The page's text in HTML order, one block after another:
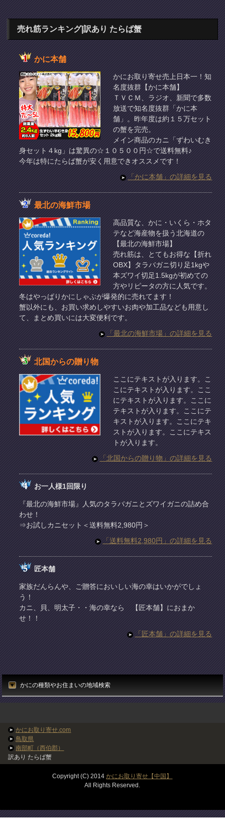
売れ筋ランキング|訳あり たらば蟹
かに本舗
かにお取り寄せ売上日本一！知
名度抜群【かに本舗】
ＴＶＣＭ、ラジオ、新聞で多数
放送で知名度抜群「かに本
舗」。昨年度は約１５万セット
の蟹を完売。
メイン商品のカニ「ずわいむき
身セット４kg」は驚異の☆１０５００円☆で送料無料♪
今年は特にたらば蟹が安く用意できオススメです！
「かに本舗」の詳細を見る
最北の海鮮市場
高品質な、かに・いくら・ホタ
テなど海産物を扱う北海道の
【最北の海鮮市場】
売れ筋は、とてもお得な【折れ
OBX】タラバガニ切り足1kgや
本ズワイ切足1.5kgが初めての
方やリピータの方に人気です。
冬はやっぱりかにしゃぶが爆発的に売れてます！
蟹以外にも、お買い求めしやすいお肉や加工品なども用意し
て、まとめ買いには大変便利です。
「最北の海鮮市場」の詳細を見る
北国からの贈り物
ここにテキストが入ります。こ
こにテキストが入ります。ここ
にテキストが入ります。ここに
テキストが入ります。ここにテ
キストが入ります。ここにテキ
ストが入ります。ここにテキス
トが入ります。
「北国からの贈り物」の詳細を見る
お一人様1回限り
『最北の海鮮市場』人気のタラバガニとズワイガニの詰め合
わせ！
⇒お試しカニセット＜送料無料2,980円＞
「送料無料2,980円」の詳細を見る
匠本舗
家族だんらんや、ご贈答においしい海の幸はいかがでしょ
う！
カニ、貝、明太子・・海の幸なら 【匠本舗】におまか
せ！！
「匠本舗」の詳細を見る
かにの種類やお住まいの地域検索
かにお取り寄せ.com
鳥取県
南部町（西伯郡）
訳あり たらば蟹
Copyright (C) 2014かにお取り寄せ【中国】
All Rights Reserved.